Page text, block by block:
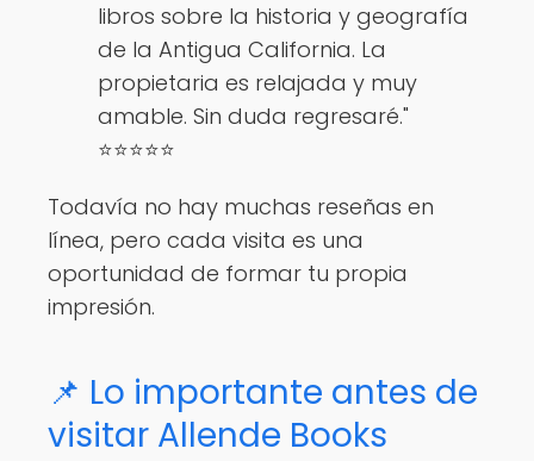
libros sobre la historia y geografía
de la Antigua California. La
propietaria es relajada y muy
amable. Sin duda regresaré."
⭐️⭐️⭐️⭐️⭐️
Todavía no hay muchas reseñas en
línea, pero cada visita es una
oportunidad de formar tu propia
impresión.
📌 Lo importante antes de
visitar Allende Books